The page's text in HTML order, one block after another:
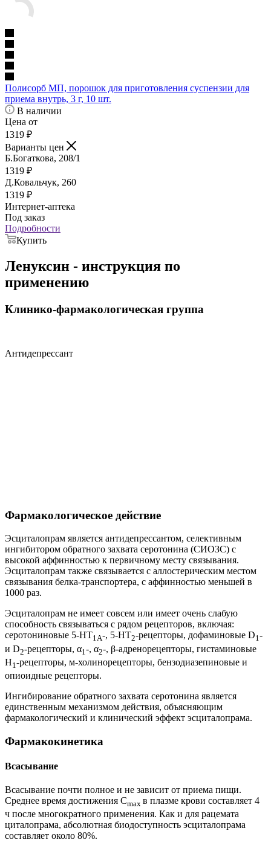
Полисорб МП, порошок для приготовления суспензии для
приема внутрь, 3 г, 10 шт.
В наличии
Цена от
1319 ₽
Варианты цен
Б.Богаткова, 208/1
1319 ₽
Д.Ковальчук, 260
1319 ₽
Интернет-аптека
Под заказ
Подробности
Купить
Ленуксин - инструкция по
применению
Клинико-фармакологическая группа
Антидепрессант
Фармакологическое действие
Эсциталопрам является антидепрессантом, селективным
ингибитором обратного захвата серотонина (СИОЗС) с
высокой аффинностью к первичному месту связывания.
Эсциталопрам также связывается с аллостерическим местом
связывания белка-транспортера, с аффинностью меньшей в
1000 раз.
Эсциталопрам не имеет совсем или имеет очень слабую
способность связываться с рядом рецепторов, включая:
серотониновые 5-HT1A-, 5-НТ2-рецепторы, дофаминовые D1-
и D2-рецепторы, α1 -, α2-, β-адренорецепторы, гистаминовые
H1 -рецепторы, м-холинорецепторы, бензодиазепиновые и
опиоидные рецепторы.
Ингибирование обратного захвата серотонина является
единственным механизмом действия, объясняющим
фармакологический и клинический эффект эсциталопрама.
Фармакокинетика
Всасывание
Всасывание почти полное и не зависит от приема пищи.
Среднее время достижения Cmax в плазме крови составляет 4
ч после многократного применения. Как и для рацемата
циталопрама, абсолютная биодоступность эсциталопрама
составляет около 80%.